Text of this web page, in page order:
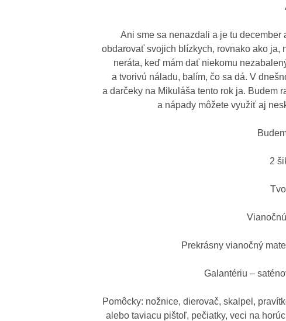
Ani sme sa nenazdali a je tu
obdarovať svojich blízkych, rovnako ako ja,
neráta, keď mám dať niekomu
a tvorivú náladu, balím, čo sa dá. V
a darčeky na Mikuláša tento rok ja. Budem
a nápady môžete využiť aj
2
Prekrásny vianočný
Galantériu –
Pomôcky: nožnice, dierovač, skalpel,
alebo taviacu pištoľ, pečiatky, veci na